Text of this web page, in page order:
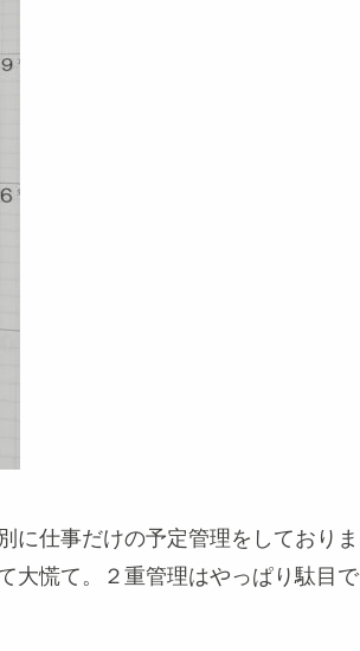
に仕事だけの予定管理をしておりま
大慌て。２重管理はやっぱり駄目で